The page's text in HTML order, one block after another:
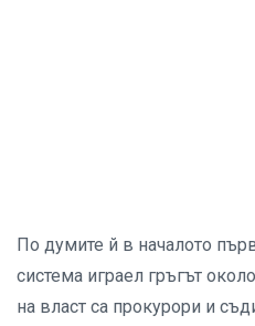
По думите й в началото
система играел гръгът
на власт са прокурори и